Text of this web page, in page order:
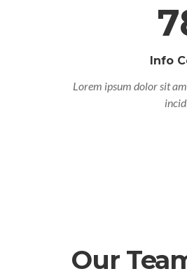
Info
Lorem ipsum dolor sit
Our